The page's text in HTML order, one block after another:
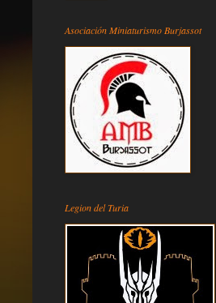
Asociación Miniaturismo Burjassot
Legion del Turia